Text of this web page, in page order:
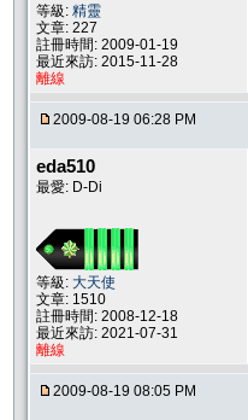
等級: 精靈
文章: 227
註冊時間: 2009-01-19
最近來訪: 2015-11-28
離線
2009-08-19 06:28 PM
eda510
最愛: D-Di
等級: 大天使
文章: 1510
註冊時間: 2008-12-18
最近來訪: 2021-07-31
離線
2009-08-19 08:05 PM